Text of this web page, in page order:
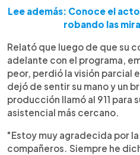
Lee además: Conoce el
robando las
Relató que luego de que su
adelante con el programa,
peor, perdió la visión parcial
dejó de sentir su mano y un
producción llamó al 911 para
asistencial más cercano.
"Estoy muy agradecida por
compañeros. Siempre he